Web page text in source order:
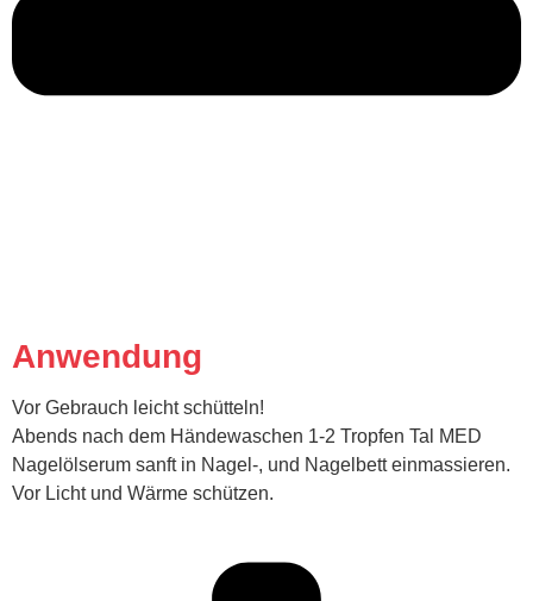
Anwendung
Vor Gebrauch leicht schütteln!
Abends nach dem Händewaschen 1-2 Tropfen Tal MED
Nagelölserum sanft in Nagel-, und Nagelbett einmassieren.
Vor Licht und Wärme schützen.